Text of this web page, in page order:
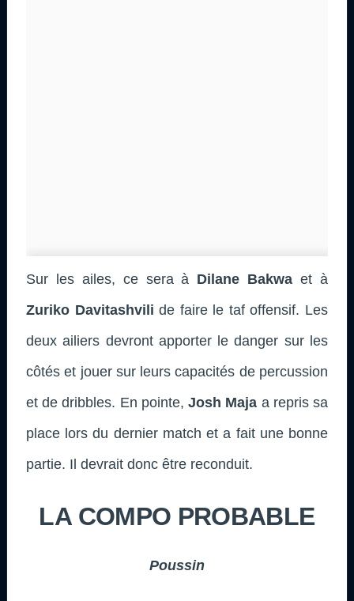
Sur les ailes, ce sera à Dilane Bakwa et à
Zuriko Davitashvili de faire le taf offensif. Les
deux ailiers devront apporter le danger sur les
côtés et jouer sur leurs capacités de percussion
et de dribbles. En pointe,Josh Maja a repris sa
place lors du dernier match et a fait une bonne
partie. Il devrait donc être reconduit.
LA COMPO PROBABLE
Poussin